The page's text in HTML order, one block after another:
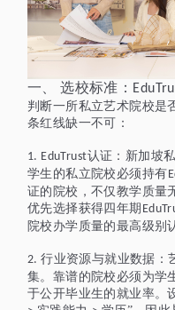
一、 选校标准：
判断一所私立艺术院校是
条红线缺一不可：
1. EduTrust认证：新加坡
学生的私立院校必须持有
证的院校，不仅教学质量
优先选择获得四年期
院校办学质量的最高级别
2.行业资源与就业数据：
集。靠谱的院校必须为学
于公开毕业生的就业率。